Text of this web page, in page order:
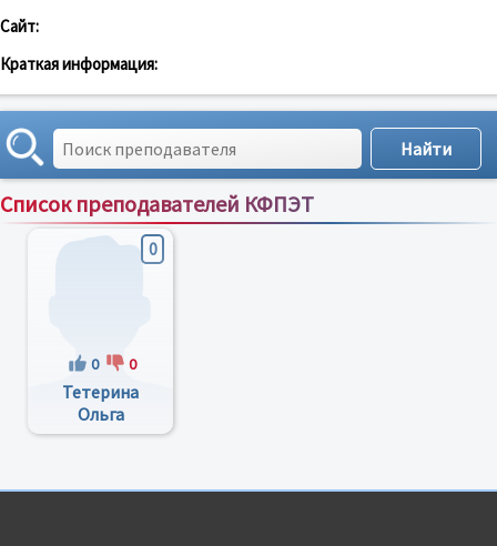
Сайт:
Краткая информация:
Список преподавателей КФПЭТ
Сортировка по:имени;рейтингу;отзывам
0
0 0
Тетерина
Ольга
Максимовна